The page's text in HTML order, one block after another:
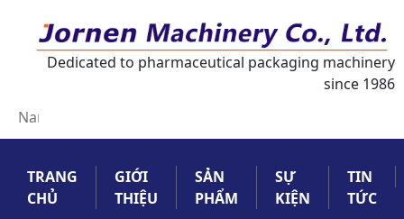
Dedicated to pharmaceutical packaging machinery
since 1986
Nam
TRANG
CHỦ
GIỚI
THIỆU
SẢN
PHẨM
SỰ
KIỆN
TIN
TỨC